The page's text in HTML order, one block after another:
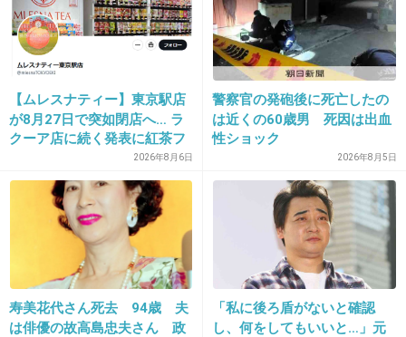
24. 匿名2020/06/15(月) 11:40:42
アメリカならあり得るね
病院によってはバイク事故で手術＋二泊三日の
入院で2000万円とか行くもんね
1件の返信
-3
25. 匿名2020/06/15(月) 11:40:48
請求書は中国へ
【ムレスナティー】東京駅店
が8月27日で突如閉店へ… ラ
クーア店に続く発表に紅茶フ
ァンから「またか」「手軽に
買えたのに」と嘆きの声
2026年8月6日
警察官の発砲後に死亡したの
は近くの60歳男 死因は出血
性ショック
2026年8月5日
寿美花代さん死去 94歳 夫
は俳優の故高島忠夫さん 政
「私に後ろ盾がないと確認
し、何をしてもいいと…」元